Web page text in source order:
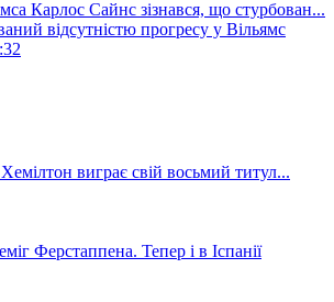
відсутністю прогресу у Вільямс
Ферстаппена. Тепер і в Іспанії